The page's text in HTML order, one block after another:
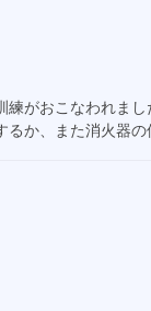
がおこなわれま
か、また消火器の